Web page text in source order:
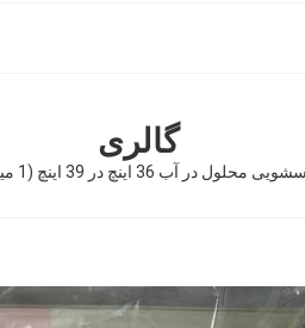
گالری
آب 36 اینچ در 39 اینچ (1 میلیون، 100 کیسه)